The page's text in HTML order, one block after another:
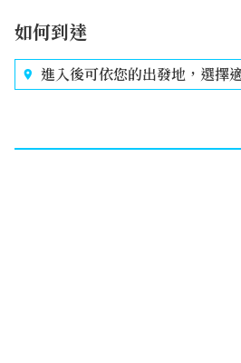
如何到達
進入後可依您的出發地，選擇